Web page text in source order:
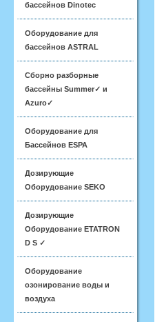
бассейнов Dinotec
Оборудование для
бассейнов ASTRAL
Сборно разборные
бассейны Summer✓ и
Azuro✓
Оборудование для
Бассейнов ESPA
Дозирующие
Оборудование SEKO
Дозирующие
Оборудование ETATRON
D S ✓
Оборудование
озонирование воды и
воздуха